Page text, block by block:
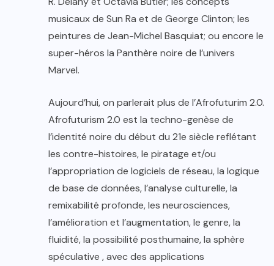
musicaux de Sun Ra et de George Clinton; les
peintures de Jean-Michel Basquiat; ou encore le
super-héros la Panthère noire de l’univers
Marvel.
Aujourd’hui, on parlerait plus de l’Afrofuturim 2.0.
Afrofuturism 2.0 est la techno-genèse de
l’identité noire du début du 21e siècle reflétant
les contre-histoires, le piratage et/ou
l’appropriation de logiciels de réseau, la logique
de base de données, l’analyse culturelle, la
remixabilité profonde, les neurosciences,
l’amélioration et l’augmentation, le genre, la
fluidité, la possibilité posthumaine, la sphère
spéculative , avec des applications